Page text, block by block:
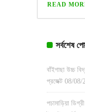
READ
সর্বশেষ
বাঁইগাছা উচ্চ
প্রজেক্ট 08/08/
পচামাড়িয়া